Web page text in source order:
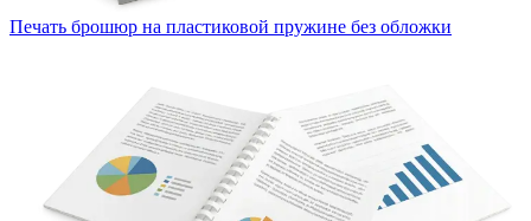
Печать брошюр на пластиковой пружине без обложки